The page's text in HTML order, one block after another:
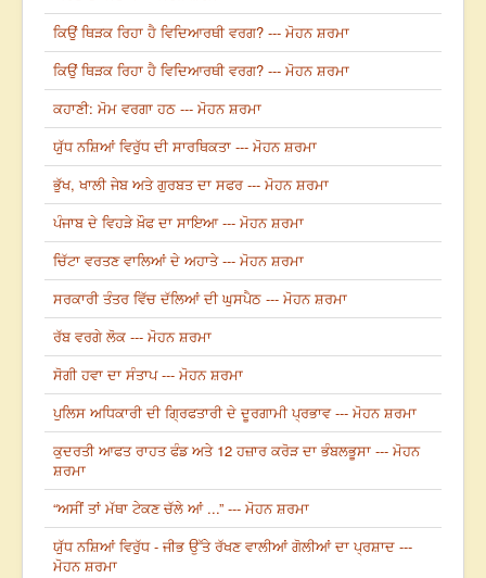
ਕਿਉਂ ਥਿੜਕ ਰਿਹਾ ਹੈ ਵਿਦਿਆਰਥੀ ਵਰਗ? --- ਮੋਹਨ ਸ਼ਰਮਾ
ਕਿਉਂ ਥਿੜਕ ਰਿਹਾ ਹੈ ਵਿਦਿਆਰਥੀ ਵਰਗ? --- ਮੋਹਨ ਸ਼ਰਮਾ
ਕਹਾਣੀ: ਮੋਮ ਵਰਗਾ ਹਠ --- ਮੋਹਨ ਸ਼ਰਮਾ
ਯੁੱਧ ਨਸ਼ਿਆਂ ਵਿਰੁੱਧ ਦੀ ਸਾਰਥਿਕਤਾ --- ਮੋਹਨ ਸ਼ਰਮਾ
ਭੁੱਖ, ਖਾਲੀ ਜੇਬ ਅਤੇ ਗੁਰਬਤ ਦਾ ਸਫਰ --- ਮੋਹਨ ਸ਼ਰਮਾ
ਪੰਜਾਬ ਦੇ ਵਿਹੜੇ ਖ਼ੌਫ ਦਾ ਸਾਇਆ --- ਮੋਹਨ ਸ਼ਰਮਾ
ਚਿੱਟਾ ਵਰਤਣ ਵਾਲਿਆਂ ਦੇ ਅਹਾਤੇ --- ਮੋਹਨ ਸ਼ਰਮਾ
ਸਰਕਾਰੀ ਤੰਤਰ ਵਿੱਚ ਦੱਲਿਆਂ ਦੀ ਘੁਸਪੈਠ --- ਮੋਹਨ ਸ਼ਰਮਾ
ਰੱਬ ਵਰਗੇ ਲੋਕ --- ਮੋਹਨ ਸ਼ਰਮਾ
ਸੋਗੀ ਹਵਾ ਦਾ ਸੰਤਾਪ --- ਮੋਹਨ ਸ਼ਰਮਾ
ਪੁਲਿਸ ਅਧਿਕਾਰੀ ਦੀ ਗ੍ਰਿਫਤਾਰੀ ਦੇ ਦੂਰਗਾਮੀ ਪ੍ਰਭਾਵ --- ਮੋਹਨ ਸ਼ਰਮਾ
ਕੁਦਰਤੀ ਆਫਤ ਰਾਹਤ ਫੰਡ ਅਤੇ 12 ਹਜ਼ਾਰ ਕਰੋੜ ਦਾ ਭੰਬਲਭੂਸਾ --- ਮੋਹਨ
ਸ਼ਰਮਾ
“ਅਸੀਂ ਤਾਂ ਮੱਥਾ ਟੇਕਣ ਚੱਲੇ ਆਂ ...” --- ਮੋਹਨ ਸ਼ਰਮਾ
ਯੁੱਧ ਨਸ਼ਿਆਂ ਵਿਰੁੱਧ - ਜੀਭ ਉੱਤੇ ਰੱਖਣ ਵਾਲੀਆਂ ਗੋਲੀਆਂ ਦਾ ਪ੍ਰਸ਼ਾਦ ---
ਮੋਹਨ ਸ਼ਰਮਾ